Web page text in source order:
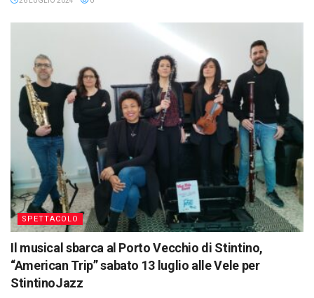
SPETTACOLO
Il musical sbarca al Porto Vecchio di Stintino,
“American Trip” sabato 13 luglio alle Vele per
StintinoJazz